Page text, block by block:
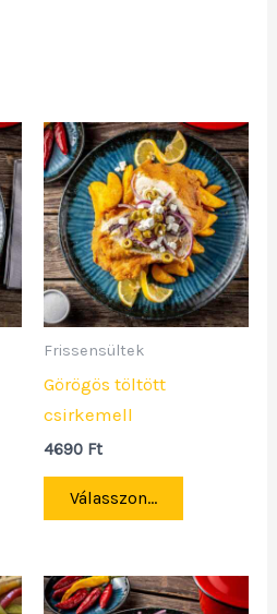
Frissensültek
Görögös töltött
csirkemell
4690 Ft
Válasszon...